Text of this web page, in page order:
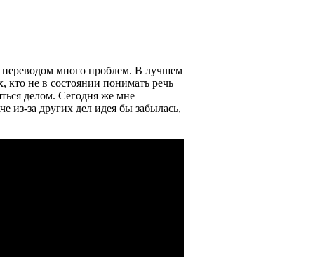
переводом много проблем. В лучшем
кто не в состоянии понимать речь
делом. Сегодня же мне
из-за других дел идея бы забылась,